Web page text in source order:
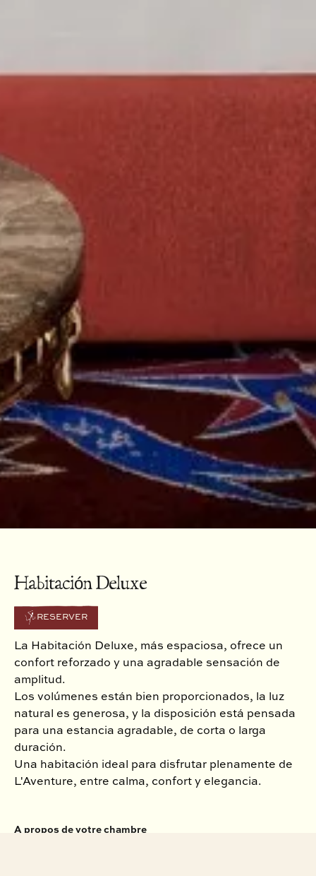
Habitación Deluxe
RESERVER
La Habitación Deluxe, más espaciosa, ofrece un
confort reforzado y una agradable sensación de
amplitud.
Los volúmenes están bien proporcionados, la luz
natural es generosa, y la disposición está pensada
para una estancia agradable, de corta o larga
duración.
Una habitación ideal para disfrutar plenamente de
L'Aventure, entre calma, confort y elegancia.
A propos de votre chambre